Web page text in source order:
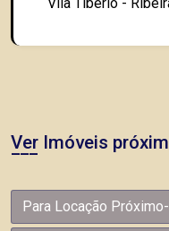
Ver Imóveis
Para Locação